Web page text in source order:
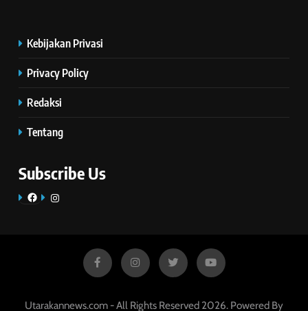
Kebijakan Privasi
Privacy Policy
Redaksi
Tentang
Subscribe Us
FacebookInstagram
Utarakannews.com - All Rights Reserved 2026. Powered By